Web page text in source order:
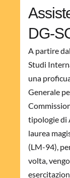
DG-
A partire
Studi
una
Generale
tipologie di
laurea
(LM-94),
volta,